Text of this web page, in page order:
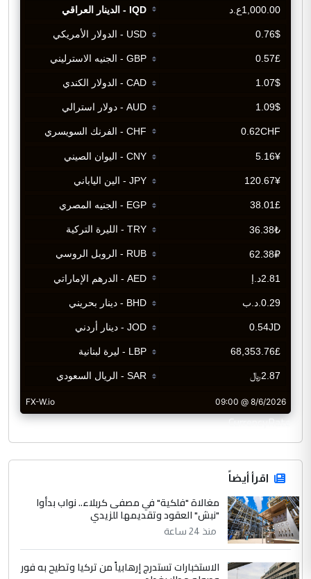
CurrencyRate
اقرأ أيضاً
مغالاة "فلكية" في مصفى كربلاء.. نواب بدأوا
"نبش" العقود وتقديمها للزيدي
منذ 24 ساعة
الاستخبارات تستدرج إرهابياً من تركيا وتطيح به فور